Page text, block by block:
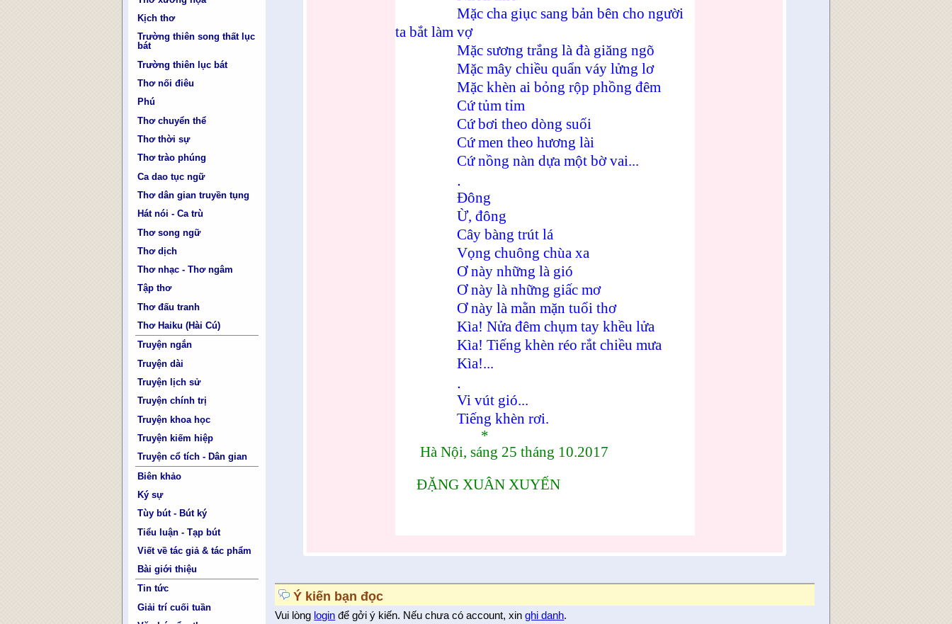
Kịch thơ
Trường thiên song thất lục
bát
Trường thiên lục bát
Thơ nối điêu
Phú
Thơ chuyển thể
Thơ thời sự
Thơ trào phúng
Ca dao tục ngữ
Thơ dân gian truyền tụng
Hát nói - Ca trù
Thơ song ngữ
Thơ dịch
Thơ nhạc - Thơ ngâm
Tập thơ
Thơ đấu tranh
Thơ Haiku (Hài Cú)
Truyện ngắn
Truyện dài
Truyện lịch sử
Truyện chính trị
Truyện khoa học
Truyện kiếm hiệp
Truyện cổ tích - Dân gian
Biên khảo
Ký sự
Tùy bút - Bút ký
Tiểu luận - Tạp bút
Viết về tác giả & tác phẩm
Bài giới thiệu
Tin tức
Giải trí cuối tuần
Mặc cha giục sang bản bên cho người
ta bắt làm vợ
Mặc sương trắng là đà giăng ngõ
Mặc mây chiều quẩn váy lửng lơ
Mặc khèn ai bỏng rộp phồng đêm
Cứ tủm tỉm
Cứ bơi theo dòng suối
Cứ men theo hương lài
Cứ nồng nàn dựa một bờ vai...
.
Đông
Ừ, đông
Cây bàng trút lá
Vọng chuông chùa xa
Ơ này những là gió
Ơ này là những giấc mơ
Ơ này là mằn mặn tuổi thơ
Kìa! Nửa đêm chụm tay khều lửa
Kìa! Tiếng khèn réo rắt chiều mưa
Kìa!...
.
Vi vút gió...
Tiếng khèn rơi.
*
Hà Nội, sáng 25 tháng 10.2017
ĐẶNG XUÂN XUYẾN
Ý kiến bạn đọc
Vui lòng login để gởi ý kiến. Nếu chưa có account, xinghi danh.